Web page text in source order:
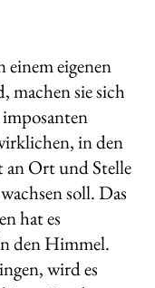
eigenen
machen sie sich
in den
Ort und Stelle
soll. Das
hat es
den Himmel.
wird es